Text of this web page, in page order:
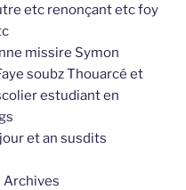
etc renonçant etc foy
missire Symon
soubz Thouarcé et
estudiant en
et an susdits
Archives